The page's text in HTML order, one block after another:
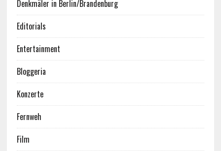
Denkmäler in Berlin/Brandenburg
Editorials
Entertainment
Bloggeria
Konzerte
Fernweh
Film